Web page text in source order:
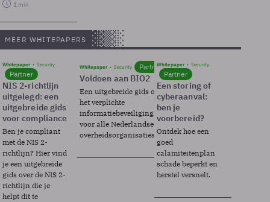
1 min
MEER WHITEPAPERS
Whitepaper Security
Partner
NIS 2-richtlijn
uitgelegd: een
uitgebreide gids
voor compliance
Ben je compliant
met de NIS 2-
richtlijn? Hier vind
je een uitgebreide
gids over de NIS 2-
richtlijn die je
helpt dit te
Whitepaper Security Partner
Voldoen aan BIO2
Een uitgebreide gids over BIO2,
het verplichte
informatiebeveiligingsframework
voor alle Nederlandse
overheidsorganisaties.
Whitepaper Security
Partner
Een storing of
cyberaanval:
ben je
voorbereid?
Ontdek hoe een
goed
calamiteitenplan
schade beperkt en
herstel versnelt.